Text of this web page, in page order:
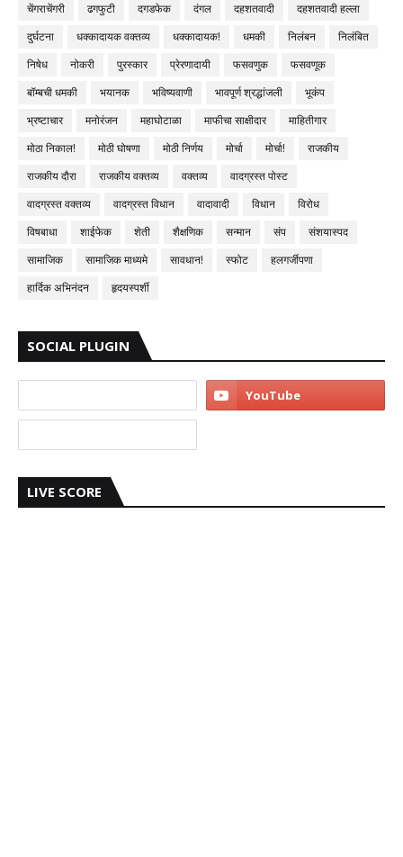
चेंगराचेंगरी
ढगफुटी दगडफेक दंगल दहशतवादी
दहशतवादी हल्ला
दुर्घटना
धक्कादायक वक्तव्य धक्कादायक! धमकी निलंबन
निलंबित
निषेध
नोकरी पुरस्कार प्रेरणादायी फसवणुक
फसवणूक
बॉम्बची धमकी
भयानक भविष्यवाणी भावपूर्ण श्रद्धांजली
भूकंप
भ्रष्टाचार
मनोरंजन महाघोटाळा माफीचा साक्षीदार
माहितीगार
मोठा निकाल!
मोठी घोषणा मोठी निर्णय मोर्चा मोर्चा!
राजकीय
राजकीय दौरा
राजकीय वक्तव्य वक्तव्य
वादग्रस्त पोस्ट
वादग्रस्त वक्तव्य
वादग्रस्त विधान वादावादी विधान
विरोध
विषबाधा
शाईफेक शेती शैक्षणिक सन्मान संप
संशयास्पद
सामाजिक
सामाजिक माध्यमे सावधान! स्फोट
हलगर्जीपणा
हार्दिक अभिनंदन
हृदयस्पर्शी
SOCIAL PLUGIN
LIVE SCORE